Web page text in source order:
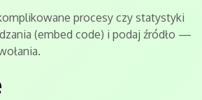
procesy czy statystyki
(embed code) i podaj źródło —